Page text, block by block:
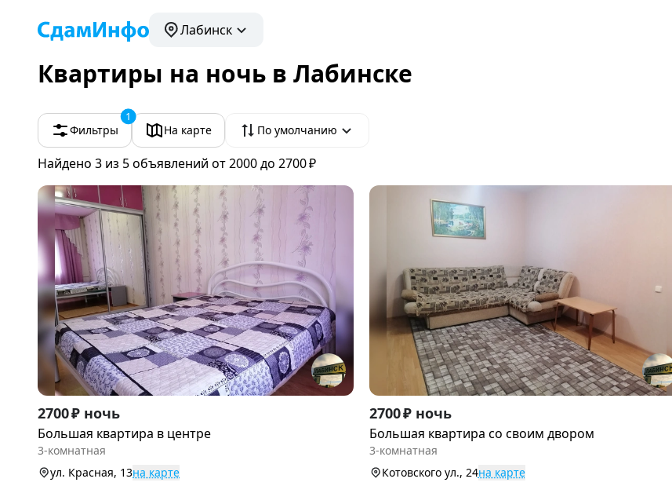
Лабинск
Квартиры на ночь в Лабинске
Фильтры
1
На карте По умолчанию
Найдено 3 из 5 объявлений от 2000 до 2700 ₽
Item
1
of
2700 ₽ ночь
Большая квартира в центре
3-комнатная
ул. Красная, 13на карте
Item
1
of
2700 ₽ ночь
Большая квартира со своим двором
3-комнатная
Котовского ул., 24на карте